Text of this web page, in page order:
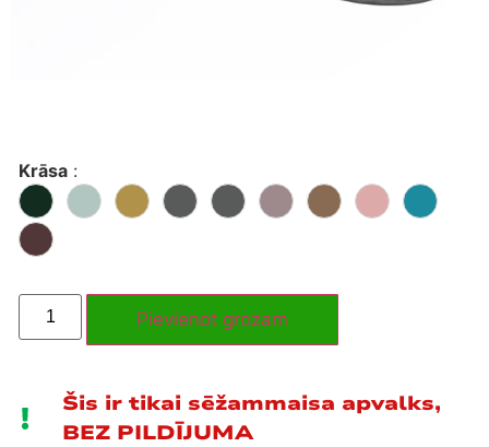
Krāsa :
Pievienot grozam
Šis ir tikai sēžammaisa apvalks,
BEZ PILDĪJUMA